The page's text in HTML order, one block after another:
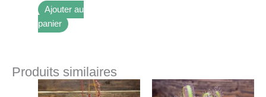
Ajouter au
panier
Produits similaires